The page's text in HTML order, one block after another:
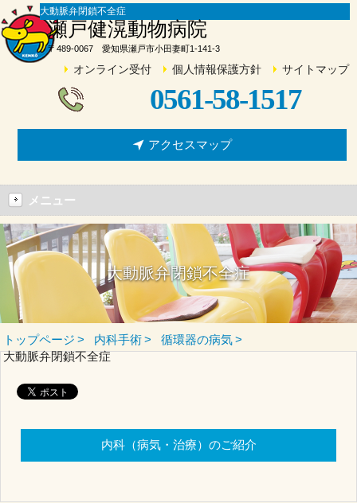
大動脈弁閉鎖不全症
瀬戸健滉動物病院
〒489-0067 愛知県瀬戸市小田妻町1-141-3
オンライン受付 個人情報保護方針 サイトマップ
0561-58-1517
アクセスマップ
メニュー
大動脈弁閉鎖不全症
トップページ 内科手術
循環器の病気
大動脈弁閉鎖不全症
内科（病気・治療）のご紹介